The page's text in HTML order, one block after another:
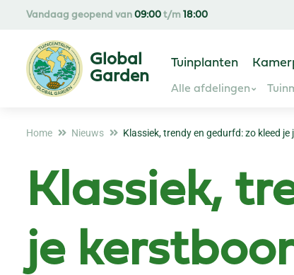
Home Nieuws Klassiek, trendy en gedurfd: zo kleed
Vandaag geopend van 09:00 t/m 18:00
Tuinplanten
Alle afdelingen
Klassiek,
je